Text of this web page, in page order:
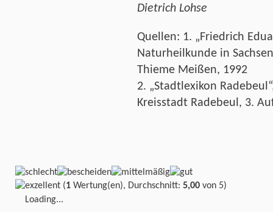
Dietrich Lohse
Quellen: 1. „Friedrich
Naturheilkunde in
Thieme Meißen, 1992
2. „Stadtlexikon
Kreisstadt Radebeul, 3.
(1 Wertung(en), Durchschnitt: 5,00 von 5)
Loading...